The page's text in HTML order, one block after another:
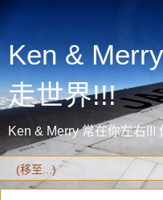
Ken &
走世界!!!
Ken & Merry 常在你左右!!!